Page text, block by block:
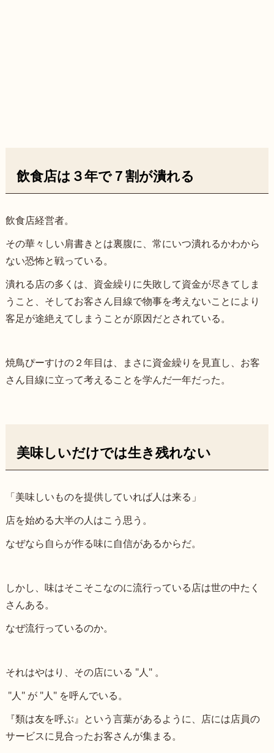
飲食店は３年で７割が潰れる
飲食店経営者。
その華々しい肩書きとは裏腹に、常にいつ潰れるかわから
ない恐怖と戦っている。
潰れる店の多くは、資金繰りに失敗して資金が尽きてしま
うこと、そしてお客さん目線で物事を考えないことにより
客足が途絶えてしまうことが原因だとされている。
焼鳥ぴーすけの２年目は、まさに資金繰りを見直し、お客
さん目線に立って考えることを学んだ一年だった。
美味しいだけでは生き残れない
「美味しいものを提供していれば人は来る」
店を始める大半の人はこう思う。
なぜなら自らが作る味に自信があるからだ。
しかし、味はそこそこなのに流行っている店は世の中たく
さんある。
なぜ流行っているのか。
それはやはり、その店にいる "人" 。
"人" が "人" を呼んでいる。
『類は友を呼ぶ』という言葉があるように、店には店員の
サービスに見合ったお客さんが集まる。